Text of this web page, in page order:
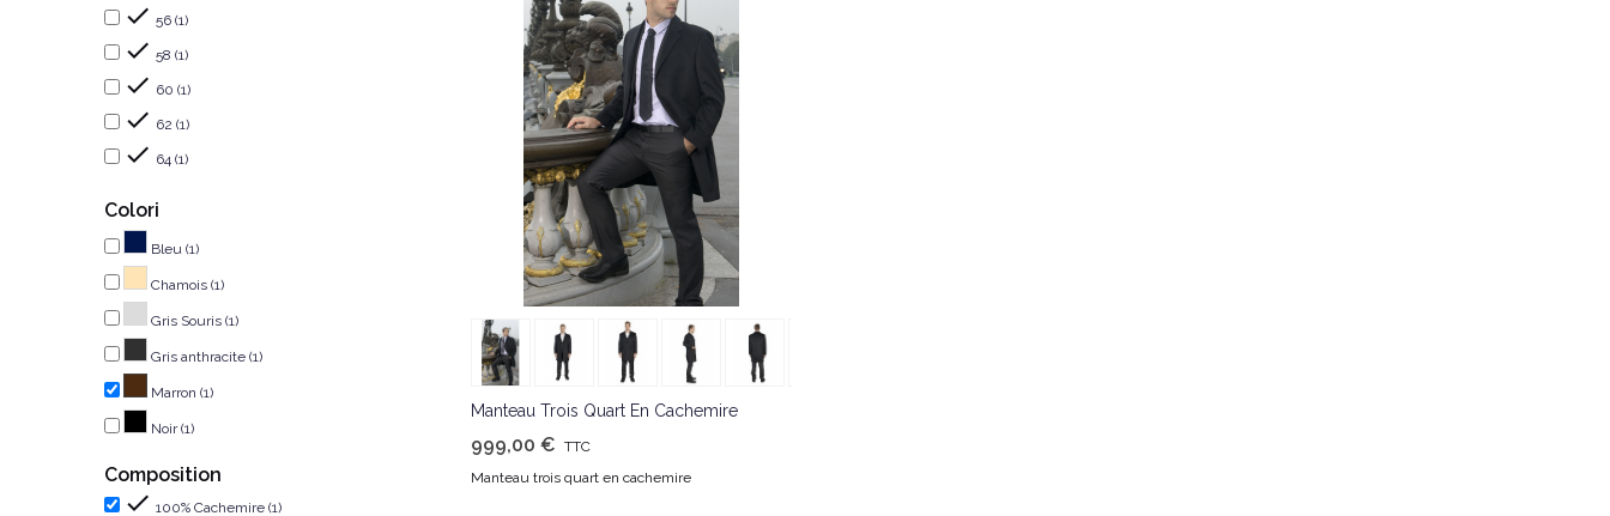
 56 (1)
 58 (1)
 60 (1)
 62 (1)
 64 (1)
Colori
Bleu (1)
Chamois (1)
Gris Souris (1)
Gris anthracite (1)
Marron (1)
Noir(1)
Composition
 100% Cachemire (1)
Manteau Trois Quart En Cachemire
999,00 € TTC
Manteau trois quart en cachemire